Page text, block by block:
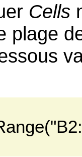
Cells
plage